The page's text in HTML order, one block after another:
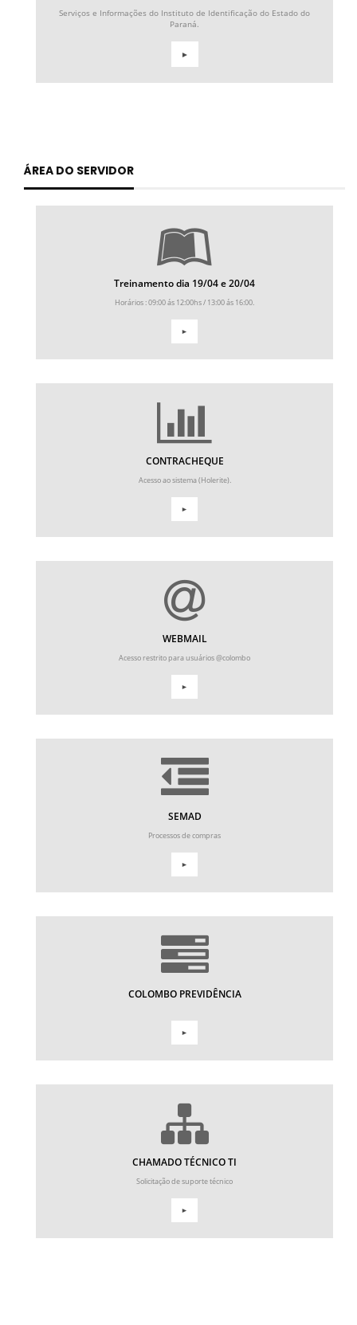
Serviços e Informações do Instituto de Identificação do Estado do
Paraná.
►
ÁREA DO SERVIDOR
Treinamento dia 19/04 e 20/04
Horários : 09:00 ás 12:00hs / 13:00 ás 16:00.
►
CONTRACHEQUE
Acesso ao sistema (Holerite).
►
WEBMAIL
Acesso restrito para usuários @colombo
►
SEMAD
Processos de compras
►
COLOMBO PREVIDÊNCIA
►
CHAMADO TÉCNICO TI
Solicitação de suporte técnico
►